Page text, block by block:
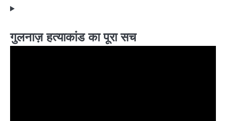
गुलनाज़ हत्याकांड का पूरा सच